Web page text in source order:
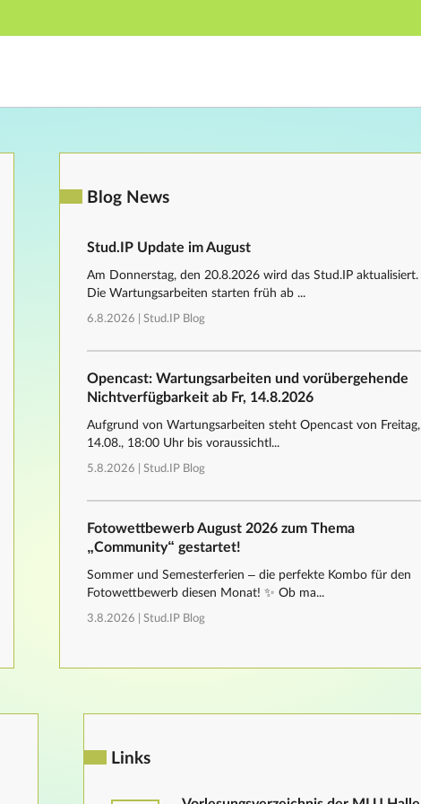
Hauptnavigation
Blog News
Stud.IP Update im August
Am Donnerstag, den 20.8.2026 wird das Stud.IP aktualisiert.
Die Wartungsarbeiten starten früh ab ...
6.8.2026 | Stud.IP Blog
Opencast: Wartungsarbeiten und vorübergehende
Nichtverfügbarkeit ab Fr, 14.8.2026
Aufgrund von Wartungsarbeiten steht Opencast von Freitag,
14.08., 18:00 Uhr bis voraussichtl...
5.8.2026 | Stud.IP Blog
Fotowettbewerb August 2026 zum Thema
„Community“ gestartet!
Sommer und Semesterferien – die perfekte Kombo für den
Fotowettbewerb diesen Monat! ✨ Ob ma...
3.8.2026 | Stud.IP Blog
Links